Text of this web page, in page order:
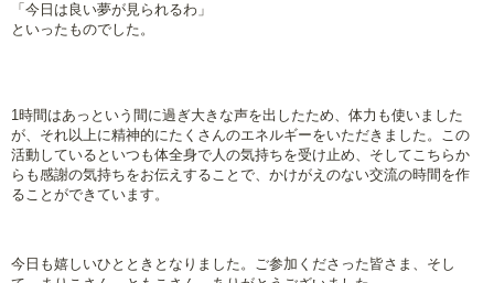
「今日は良い夢が見られるわ」
といったものでした。
1時間はあっという間に過ぎ大きな声を出したため、体力も使いました
が、それ以上に精神的にたくさんのエネルギーをいただきました。 この
活動しているといつも体全身で人の気持ちを受け止め、そしてこちらか
らも感謝の気持ちをお伝えすることで、かけがえのない交流の時間を作
ることができています。
今日も嬉しいひとときとなりました。 ご参加くださった皆さま、そし